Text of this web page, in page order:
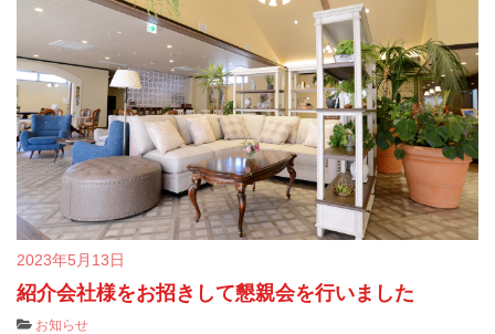
2023年5月13日
紹介会社様をお招きして懇親会を行いました
お知らせ